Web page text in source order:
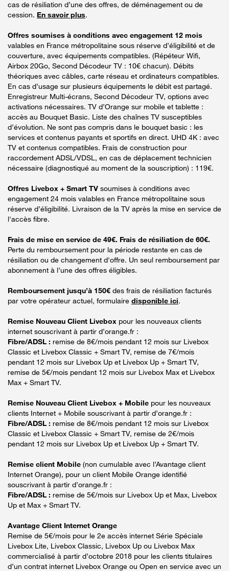
cas de résiliation d’une des offres, de déménagement ou de
cession. En savoir plus.
Offres soumises à conditions avec engagement 12 mois
valables en France métropolitaine sous réserve d’éligibilité et de
couverture, avec équipements compatibles. (Répéteur Wifi,
Airbox 20Go, Second Décodeur TV : 10€ chacun). Débits
théoriques avec câbles, carte réseau et ordinateurs compatibles.
En cas d’usage sur plusieurs équipements le débit est partagé.
Enregistreur Multi-écrans, Second Décodeur TV, options avec
activations nécessaires. TV d’Orange sur mobile et tablette :
accès au Bouquet Basic. Liste des chaînes TV susceptibles
d’évolution. Ne sont pas compris dans le bouquet basic : les
services et contenus payants et sportifs en direct. UHD 4K : avec
TV et contenus compatibles. Frais de construction pour
raccordement ADSL/VDSL, en cas de déplacement technicien
nécessaire (diagnostiqué au moment de la souscription) : 119€.
Offres Livebox + Smart TV soumises à conditions avec
engagement 24 mois valables en France métropolitaine sous
réserve d’éligibilité. Livraison de la TV après la mise en service de
l'accès fibre.
Frais de mise en service de 49€. Frais de résiliation de 60€.
Perte du remboursement pour la période restante en cas de
résiliation ou de changement d'offre. Un seul remboursement par
abonnement à l’une des offres éligibles.
Remboursement jusqu’à 150€ des frais de résiliation facturés
par votre opérateur actuel, formulaire disponible ici.
Remise Nouveau Client Livebox pour les nouveaux clients
internet souscrivant à partir d’orange.fr :
Fibre/ADSL : remise de 8€/mois pendant 12 mois sur Livebox
Classic et Livebox Classic + Smart TV, remise de 7€/mois
pendant 12 mois sur Livebox Up et Livebox Up + Smart TV,
remise de 5€/mois pendant 12 mois sur Livebox Max et Livebox
Max + Smart TV.
Remise Nouveau Client Livebox + Mobile pour les nouveaux
clients Internet + Mobile souscrivant à partir d’orange.fr :
Fibre/ADSL : remise de 8€/mois pendant 12 mois sur Livebox
Classic et Livebox Classic + Smart TV, remise de 2€/mois
pendant 12 mois sur Livebox Up et Livebox Up + Smart TV.
Remise client Mobile (non cumulable avec l’Avantage client
Internet Orange), pour un client Mobile Orange identifié
souscrivant à partir d’orange.fr :
Fibre/ADSL : remise de 5€/mois sur Livebox Up et Max, Livebox
Up et Max + Smart TV.
Avantage Client Internet Orange
Remise de 5€/mois pour le 2e accès internet Série Spéciale
Livebox Lite, Livebox Classic, Livebox Up ou Livebox Max
commercialisé à partir d’octobre 2018 pour les clients titulaires
d’un contrat internet Livebox Orange ou Open en service avec un